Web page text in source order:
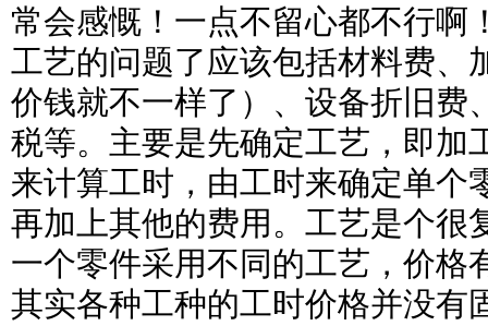
常会感慨！一点不留心都不行啊
工艺的问题了应该包括材料费、
价钱就不一样了）、设备折旧费
税等。主要是先确定工艺，即加
来计算工时，由工时来确定单个
再加上其他的费用。工艺是个很
一个零件采用不同的工艺，价格
其实各种工种的工时价格并没有